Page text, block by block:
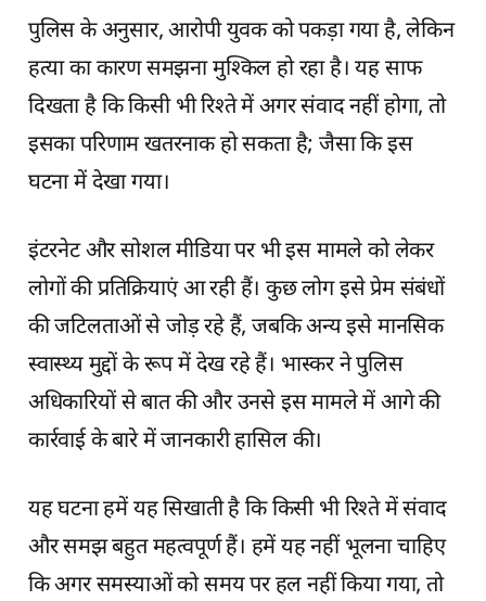
पुलिस के अनुसार, आरोपी युवक को पकड़ा गया है, लेकिन
हत्या का कारण समझना मुश्किल हो रहा है। यह साफ
दिखता है कि किसी भी रिश्ते में अगर संवाद नहीं होगा, तो
इसका परिणाम खतरनाक हो सकता है; जैसा कि इस
घटना में देखा गया।
इंटरनेट और सोशल मीडिया पर भी इस मामले को लेकर
लोगों की प्रतिक्रियाएं आ रही हैं। कुछ लोग इसे प्रेम संबंधों
की जटिलताओं से जोड़ रहे हैं, जबकि अन्य इसे मानसिक
स्वास्थ्य मुद्दों के रूप में देख रहे हैं। भास्कर ने पुलिस
अधिकारियों से बात की और उनसे इस मामले में आगे की
कार्रवाई के बारे में जानकारी हासिल की।
यह घटना हमें यह सिखाती है कि किसी भी रिश्ते में संवाद
और समझ बहुत महत्वपूर्ण हैं। हमें यह नहीं भूलना चाहिए
कि अगर समस्याओं को समय पर हल नहीं किया गया, तो